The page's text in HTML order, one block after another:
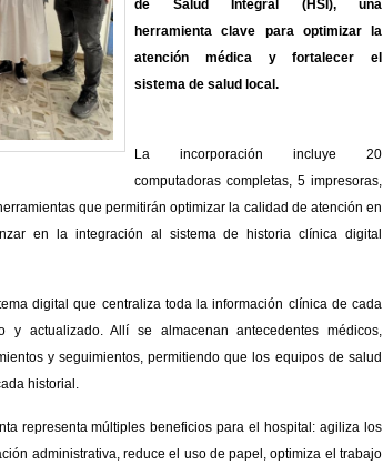
de Salud Integral (HSI), una
herramienta clave para optimizar la
atención médica y fortalecer el
sistema de salud local.
La incorporación incluye 20
computadoras completas, 5 impresoras,
que permitirán optimizar la calidad de atención en
en la integración al sistema de historia clínica digital
digital que centraliza toda la información clínica de cada
actualizado. Allí se almacenan antecedentes médicos,
y seguimientos, permitiendo que los equipos de salud
historial.
representa múltiples beneficios para el hospital: agiliza los
administrativa, reduce el uso de papel, optimiza el trabajo